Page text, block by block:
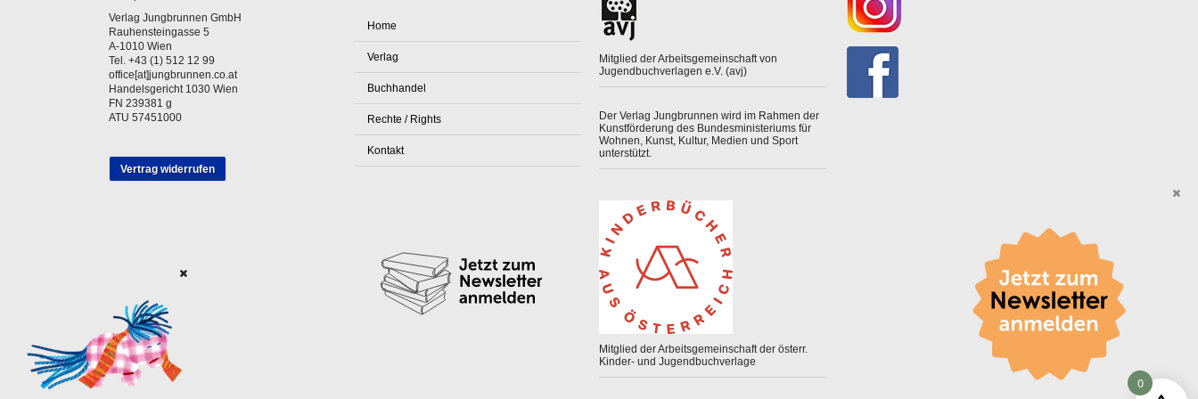
Verlag Jungbrunnen GmbH
Rauhensteingasse 5
A-1010 Wien
Tel. +43 (1) 512 12 99
office[at]jungbrunnen.co.at
Handelsgericht 1030 Wien
FN 239381 g
ATU 57451000
Vertrag widerrufen
Home
Verlag
Buchhandel
Rechte / Rights
Kontakt
Mitglied der Arbeitsgemeinschaft von
Jugendbuchverlagen e.V. (avj)
Der Verlag Jungbrunnen wird im Rahmen der
Kunstförderung des Bundesministeriums für
Wohnen, Kunst, Kultur, Medien und Sport
unterstützt.
Mitglied der Arbeitsgemeinschaft der österr.
Kinder- und Jugendbuchverlage
0